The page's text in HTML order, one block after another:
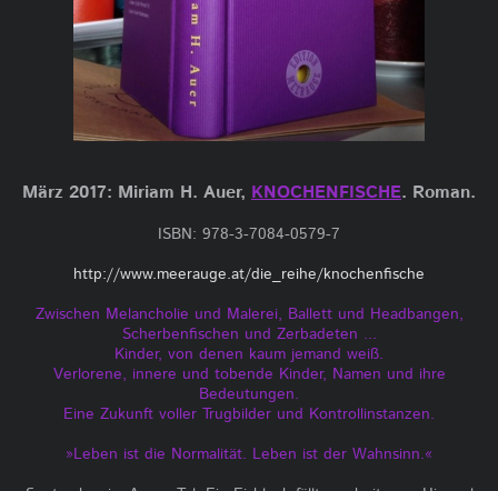
März 2017: Miriam H. Auer, KNOCHENFISCHE. Roman.
ISBN: 978-3-7084-0579-7
http://www.meerauge.at/die_reihe/knochenfische
Zwischen Melancholie und Malerei, Ballett und Headbangen,
Scherbenfischen und Zerbadeten ...
Kinder, von denen kaum jemand weiß.
Verlorene, innere und tobende Kinder, Namen und ihre
Bedeutungen.
Eine Zukunft voller Trugbilder und Kontrollinstanzen.
»Leben ist die Normalität. Leben ist der Wahnsinn.«